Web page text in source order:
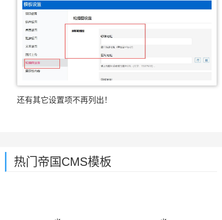
还有其它设置项不再列出！
热门帝国CMS模板